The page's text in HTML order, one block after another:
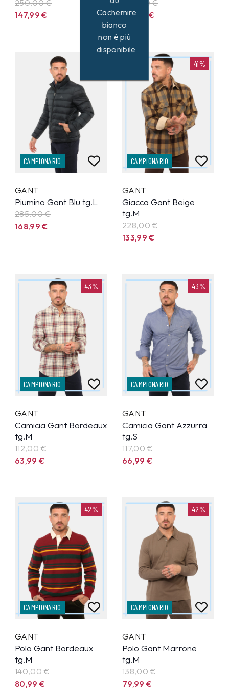
250,00 €
147,99€
228,00 €
133,99€
CAMPIONARIO
GANT
Piumino Gant Blu tg.L
285,00 €
168,99€
41%
CAMPIONARIO
GANT
Giacca Gant Beige
tg.M
228,00 €
133,99€
43%
CAMPIONARIO
GANT
Camicia Gant Bordeaux
tg.M
112,00 €
63,99€
43%
CAMPIONARIO
GANT
Camicia Gant Azzurra
tg.S
117,00 €
66,99€
42%
CAMPIONARIO
GANT
Polo Gant Bordeaux
tg.M
140,00 €
80,99€
42%
CAMPIONARIO
GANT
Polo Gant Marrone
tg.M
138,00 €
79,99€
Cachemire
bianco
non è più
disponibile